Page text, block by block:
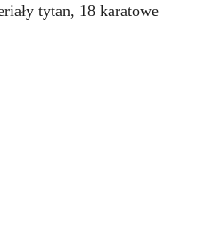
tytan, 18 karatowe